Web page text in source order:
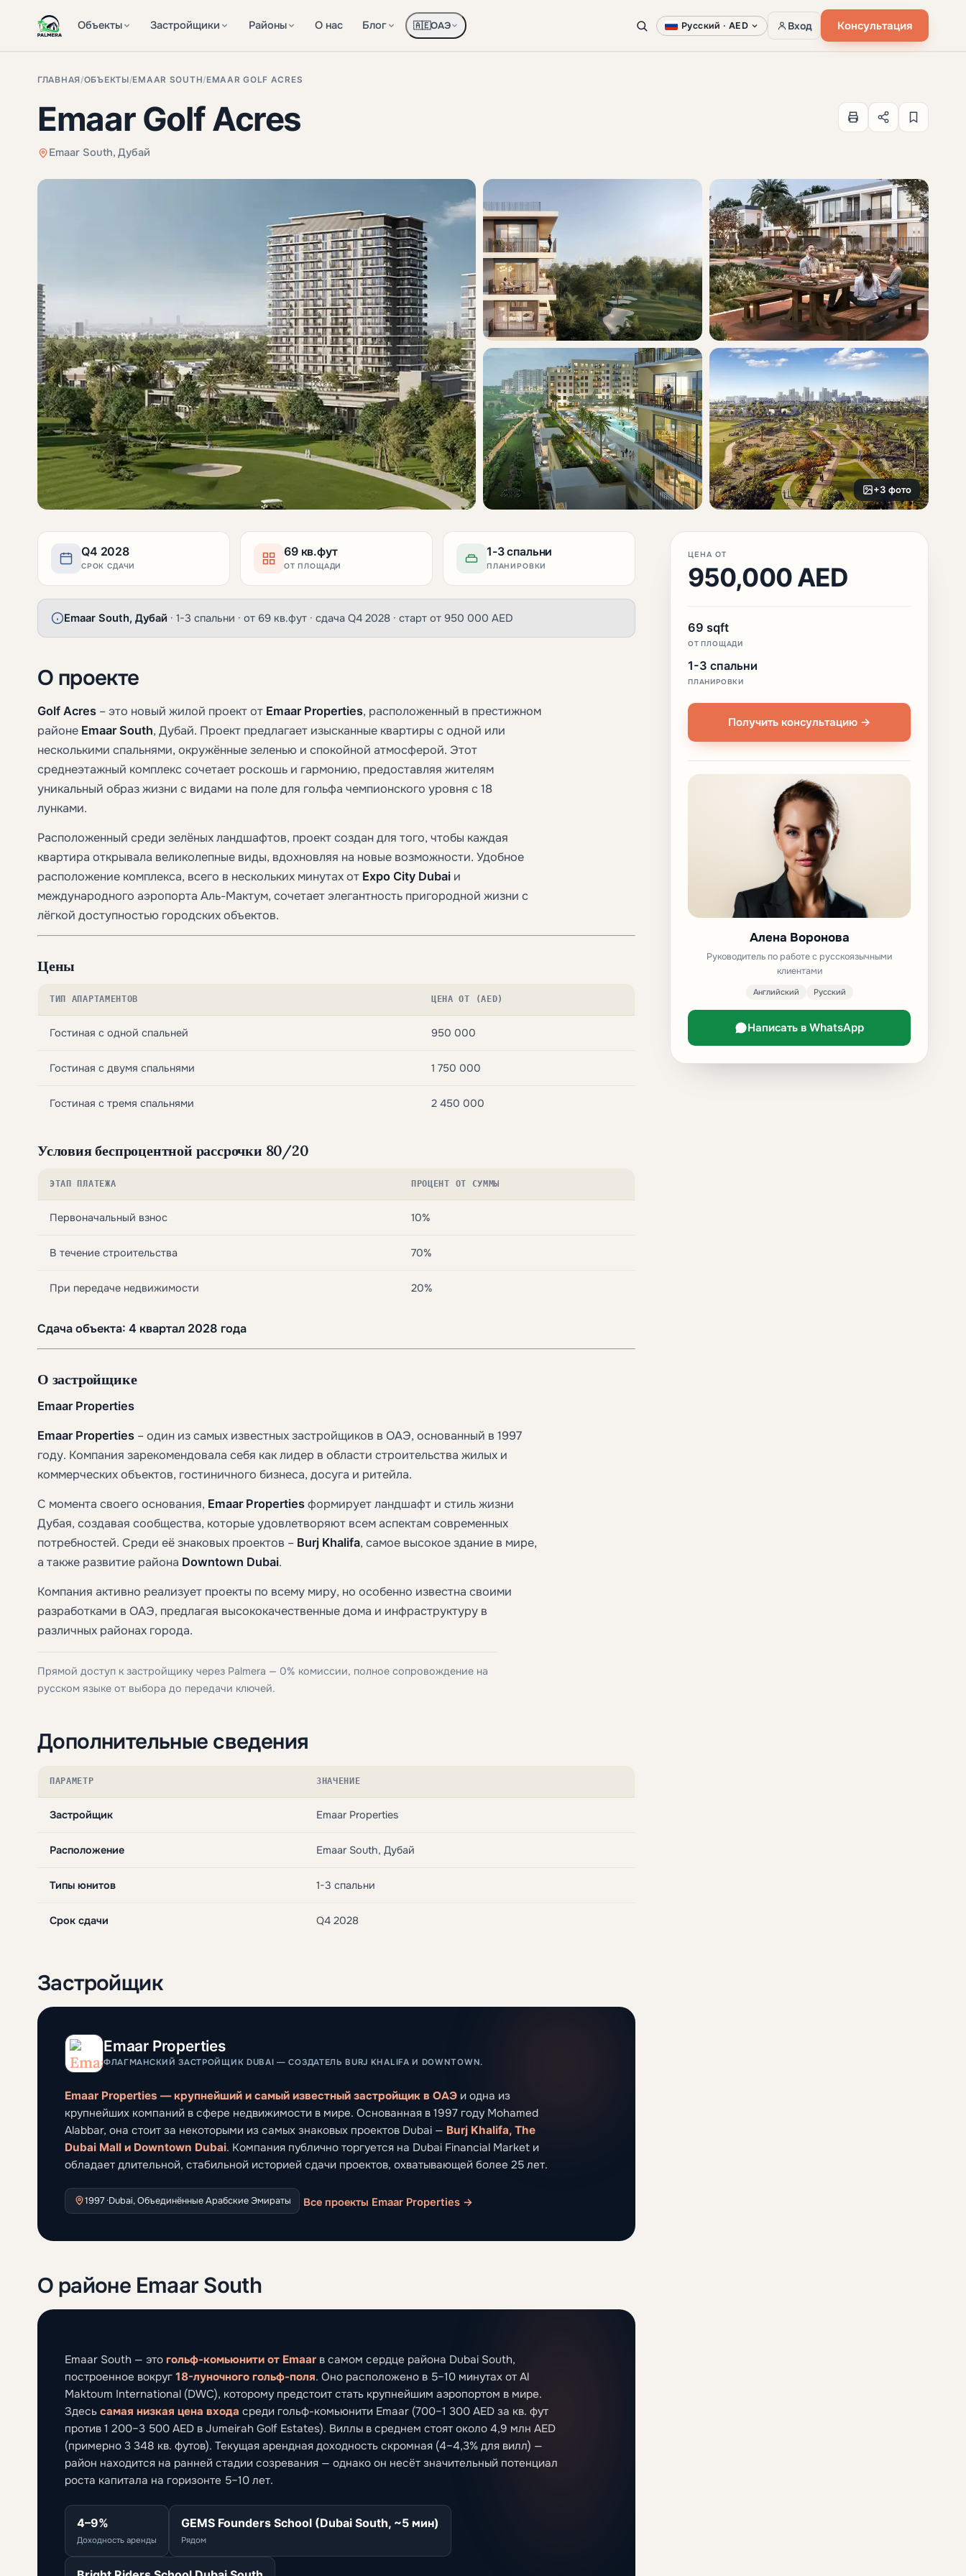
Объекты Застройщики Районы О нас Блог 🇦🇪ОАЭ Русский · AED Вход Консультация
ГЛАВНАЯ /ОБЪЕКТЫ/EMAAR SOUTH/EMAAR GOLF ACRES
Emaar Golf Acres
Emaar South, Дубай
+3 фото
Q4 2028
СРОК СДАЧИ
69 кв.фут
ОТ ПЛОЩАДИ
1-3 спальни
ПЛАНИРОВКИ
Emaar South, Дубай · 1-3 спальни · от 69 кв.фут · сдача Q4 2028 · старт от 950 000 AED
О проекте
Golf Acres – это новый жилой проект от Emaar Properties, расположенный в престижном
районе Emaar South, Дубай. Проект предлагает изысканные квартиры с одной или
несколькими спальнями, окружённые зеленью и спокойной атмосферой. Этот
среднеэтажный комплекс сочетает роскошь и гармонию, предоставляя жителям
уникальный образ жизни с видами на поле для гольфа чемпионского уровня с 18
лунками.
Расположенный среди зелёных ландшафтов, проект создан для того, чтобы каждая
квартира открывала великолепные виды, вдохновляя на новые возможности. Удобное
расположение комплекса, всего в нескольких минутах от Expo City Dubai и
международного аэропорта Аль-Мактум, сочетает элегантность пригородной жизни с
лёгкой доступностью городских объектов.
Цены
ТИП АПАРТАМЕНТОВ ЦЕНА ОТ (AED)
Гостиная с одной спальней 950 000
Гостиная с двумя спальнями 1 750 000
Гостиная с тремя спальнями 2 450 000
Условия беспроцентной рассрочки 80/20
ЭТАП ПЛАТЕЖА ПРОЦЕНТ ОТ СУММЫ
Первоначальный взнос 10%
В течение строительства 70%
При передаче недвижимости 20%
Сдача объекта: 4 квартал 2028 года
О застройщике
Emaar Properties
Emaar Properties – один из самых известных застройщиков в ОАЭ, основанный в 1997
году. Компания зарекомендовала себя как лидер в области строительства жилых и
коммерческих объектов, гостиничного бизнеса, досуга и ритейла.
С момента своего основания, Emaar Properties формирует ландшафт и стиль жизни
Дубая, создавая сообщества, которые удовлетворяют всем аспектам современных
потребностей. Среди её знаковых проектов – Burj Khalifa, самое высокое здание в мире,
а также развитие района Downtown Dubai.
Компания активно реализует проекты по всему миру, но особенно известна своими
разработками в ОАЭ, предлагая высококачественные дома и инфраструктуру в
различных районах города.
Прямой доступ к застройщику через Palmera — 0% комиссии, полное сопровождение на
русском языке от выбора до передачи ключей.
Дополнительные сведения
ПАРАМЕТР ЗНАЧЕНИЕ
Застройщик Emaar Properties
Расположение Emaar South, Дубай
Типы юнитов 1-3 спальни
Срок сдачи Q4 2028
Застройщик
Emaar Properties
ФЛАГМАНСКИЙ ЗАСТРОЙЩИК DUBAI — СОЗДАТЕЛЬ BURJ KHALIFA И DOWNTOWN.
Emaar Properties — крупнейший и самый известный застройщик в ОАЭ и одна из
крупнейших компаний в сфере недвижимости в мире. Основанная в 1997 году Mohamed
Alabbar, она стоит за некоторыми из самых знаковых проектов Dubai — Burj Khalifa, The
Dubai Mall и Downtown Dubai. Компания публично торгуется на Dubai Financial Market и
обладает длительной, стабильной историей сдачи проектов, охватывающей более 25 лет.
1997 ·Dubai, Объединённые Арабские Эмираты Все проекты Emaar Properties →
О районе Emaar South
Emaar South — это гольф-комьюнити от Emaar в самом сердце района Dubai South,
построенное вокруг 18-луночного гольф-поля. Оно расположено в 5–10 минутах от Al
Maktoum International (DWC), которому предстоит стать крупнейшим аэропортом в мире.
Здесь самая низкая цена входа среди гольф-комьюнити Emaar (700–1 300 AED за кв. фут
против 1 200–3 500 AED в Jumeirah Golf Estates). Виллы в среднем стоят около 4,9 млн AED
(примерно 3 348 кв. футов). Текущая арендная доходность скромная (4–4,3% для вилл) —
район находится на ранней стадии созревания — однако он несёт значительный потенциал
роста капитала на горизонте 5–10 лет.
4–9%
Доходность аренды
GEMS Founders School (Dubai South, ~5 мин)
Рядом
ЦЕНА ОТ
950,000 AED
69 sqft
ОТ ПЛОЩАДИ
1-3 спальни
ПЛАНИРОВКИ
Получить консультацию →
Алена Воронова
Руководитель по работе с русскоязычными
клиентами
Английский Русский
Написать в WhatsApp